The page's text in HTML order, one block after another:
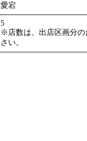
愛宕
5
※店数は、出店区画分の
さい。